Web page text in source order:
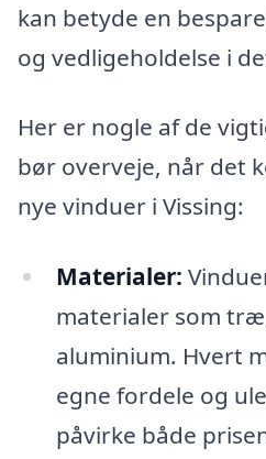
kan betyde en
og vedligeholdelse i
Her er nogle af de
bør overveje, når det
nye vinduer i Vissing:
Materialer:
materialer som
aluminium. Hvert
egne fordele og
påvirke både